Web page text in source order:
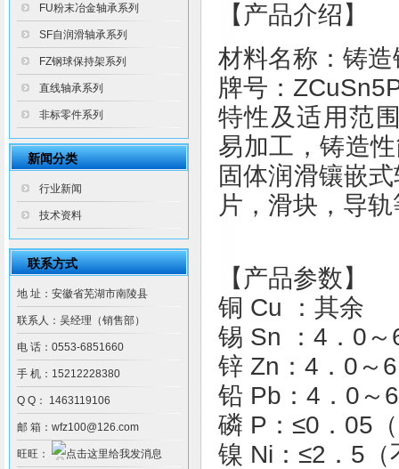
FU粉末冶金轴承系列
SF自润滑轴承系列
FZ钢球保持架系列
直线轴承系列
非标零件系列
新闻分类
行业新闻
技术资料
联系方式
地 址：安徽省芜湖市南陵县
联系人：吴经理（销售部）
电 话：0553-6851660
手 机：15212228380
Q Q： 1463119106
邮 箱：wfz100@126.com
旺旺：
【产品介绍】
材料名称：铸
牌号：
特性及适用范
易加工，铸造
固体润滑镶嵌
片，滑块，导轨
【产品参数】
铜 Cu ：其余
锡 Sn ：4．0～
锌 Zn：4．0～
铅 Pb：4．0～
磷 P：≤0．05
镍 Ni：≤2．5（